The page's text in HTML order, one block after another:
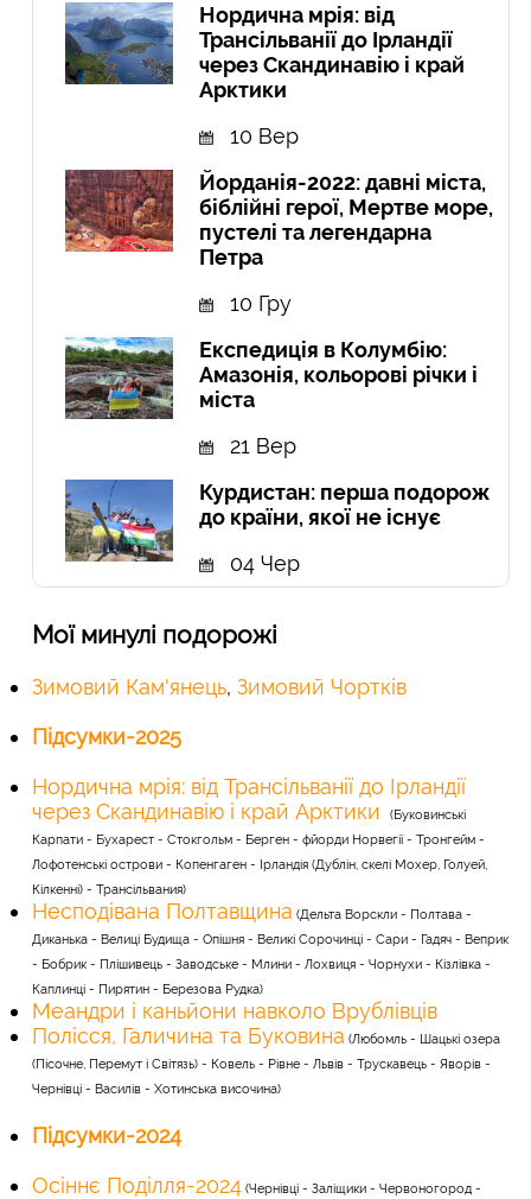
Нордична мрія: від
Трансільванії до Ірландії
через Скандинавію і край
Арктики
10 Вер
Йорданія-2022: давні міста,
біблійні герої, Мертве море,
пустелі та легендарна
Петра
10 Гру
Експедиція в Колумбію:
Амазонія, кольорові річки і
міста
21 Вер
Курдистан: перша подорож
до країни, якої не існує
04 Чер
Мої минулі подорожі
Зимовий Кам'янець, Зимовий Чортків
Підсумки-2025
Нордична мрія: від Трансільванії до Ірландії
через Скандинавію і край Арктики
(Буковинські
Карпати - Бухарест - Стокгольм - Берген - фйорди Норвегії - Тронгейм -
Лофотенські острови - Копенгаген - Ірландія (Дублін, скелі Мохер, Голуей,
Кілкенні) - Трансільвания)
Несподівана Полтавщина (Дельта Ворскли - Полтава -
Диканька - Велиці Будища - Опішня - Великі Сорочинці - Сари - Гадяч - Веприк
- Бобрик - Плішивець - Заводське - Млини - Лохвиця - Чорнухи - Кізлівка -
Каплинці - Пирятин - Березова Рудка)
Меандри і каньйони навколо Врублівців
Полісся, Галичина та Буковина (Любомль - Шацькі озера
(Пісочне, Перемут і Світязь) - Ковель - Рівне - Львів - Трускавець - Яворів -
Чернівці - Василів - Хотинська височина)
Підсумки-2024
Осіннє Поділля-2024 (Чернівці - Заліщики - Червоногород -